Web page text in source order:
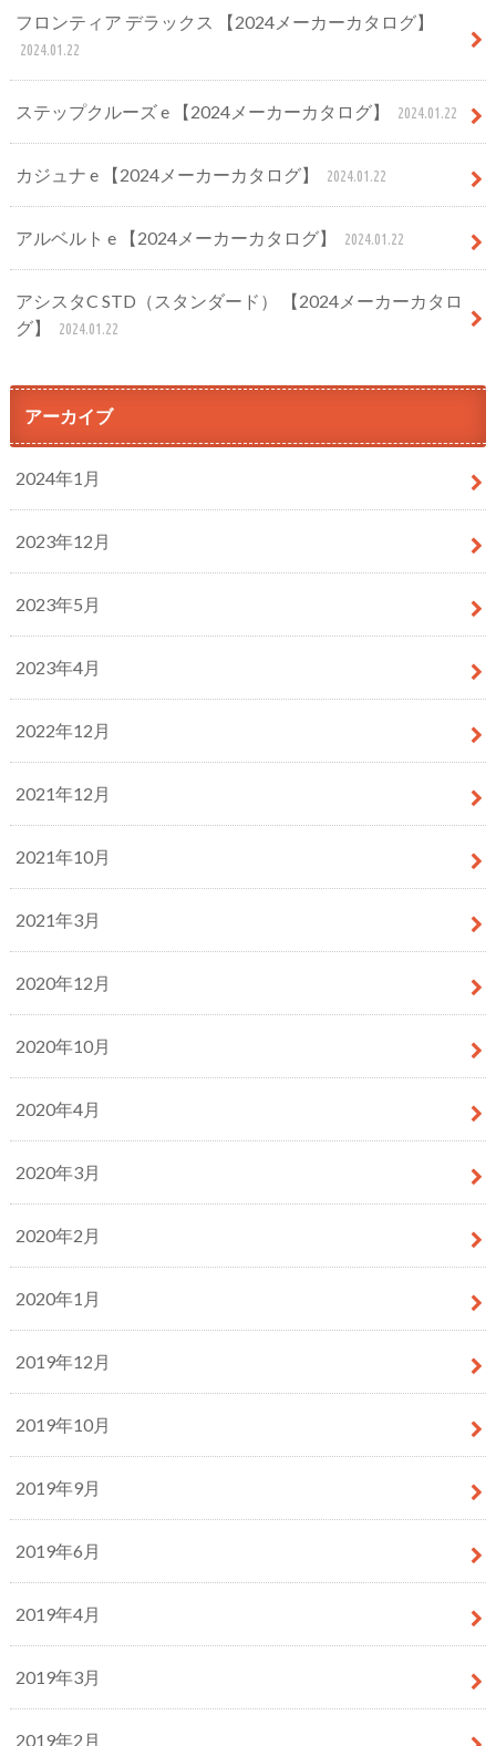
フロンティア デラックス 【2024メーカーカタログ】
2024.01.22
ステップクルーズ e 【2024メーカーカタログ】 2024.01.22
カジュナ e 【2024メーカーカタログ】 2024.01.22
アルベルト e 【2024メーカーカタログ】 2024.01.22
アシスタC STD（スタンダード） 【2024メーカーカタロ
グ】
2024.01.22
アーカイブ
2024年1月
2023年12月
2023年5月
2023年4月
2022年12月
2021年12月
2021年10月
2021年3月
2020年12月
2020年10月
2020年4月
2020年3月
2020年2月
2020年1月
2019年12月
2019年10月
2019年9月
2019年6月
2019年4月
2019年3月
2019年2月